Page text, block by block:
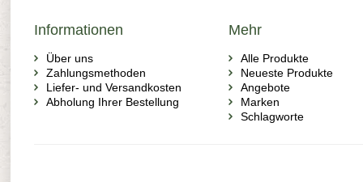
Informationen
Über uns
Zahlungsmethoden
Liefer- und Versandkosten
Abholung Ihrer Bestellung
Mehr
Alle Produkte
Neueste Produkte
Angebote
Marken
Schlagworte